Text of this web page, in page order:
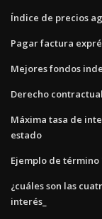
Índice de precios
Pagar factura
Mejores fondos
Derecho
Máxima tasa de
estado
Ejemplo de término
¿cuáles son las
interés_